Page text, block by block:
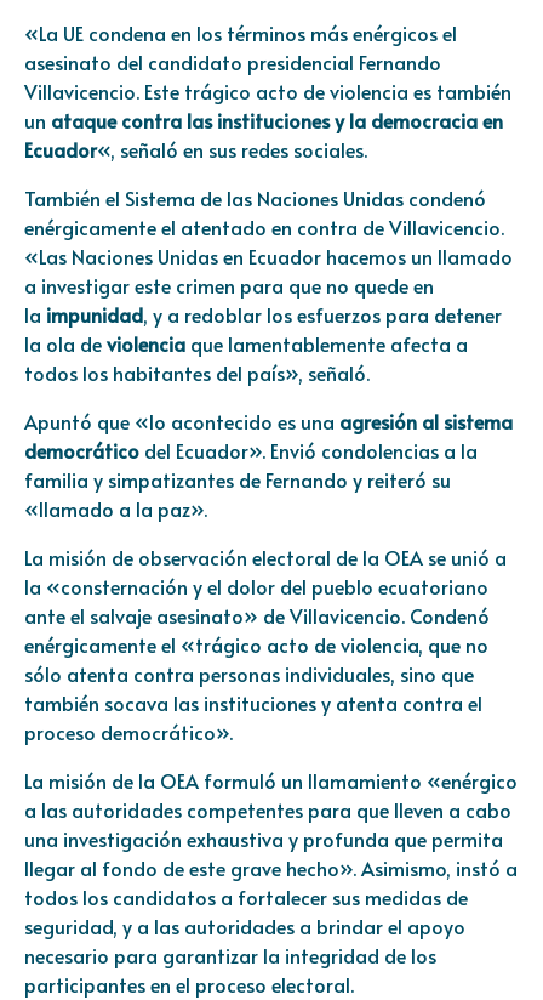
«La UE condena en los términos más enérgicos el
asesinato del candidato presidencial Fernando
Villavicencio. Este trágico acto de violencia es también
un ataque contra las instituciones y la democracia en
Ecuador«, señaló en sus redes sociales.
También el Sistema de las Naciones Unidas condenó
enérgicamente el atentado en contra de Villavicencio.
«Las Naciones Unidas en Ecuador hacemos un llamado
a investigar este crimen para que no quede en
la impunidad, y a redoblar los esfuerzos para detener
la ola deviolencia que lamentablemente afecta a
todos los habitantes del país», señaló.
Apuntó que «lo acontecido es una agresión al sistema
democrático del Ecuador». Envió condolencias a la
familia y simpatizantes de Fernando y reiteró su
«llamado a la paz».
La misión de observación electoral de la OEA se unió a
la «consternación y el dolor del pueblo ecuatoriano
ante el salvaje asesinato» de Villavicencio. Condenó
enérgicamente el «trágico acto de violencia, que no
sólo atenta contra personas individuales, sino que
también socava las instituciones y atenta contra el
proceso democrático».
La misión de la OEA formuló un llamamiento «enérgico
a las autoridades competentes para que lleven a cabo
una investigación exhaustiva y profunda que permita
llegar al fondo de este grave hecho». Asimismo, instó a
todos los candidatos a fortalecer sus medidas de
seguridad, y a las autoridades a brindar el apoyo
necesario para garantizar la integridad de los
participantes en el proceso electoral.